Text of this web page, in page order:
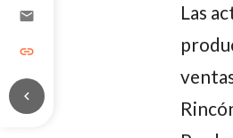
email
link
chevron_left
Las